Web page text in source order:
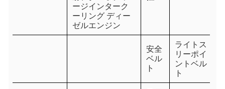
ージインターク
ーリング ディー
ゼルエンジン
安全
ベル
ト
ライトス
リーポイ
ントベル
ト